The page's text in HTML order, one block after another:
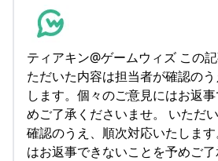
ティアキン@ゲームウィズ この
ただいた内容は担当者が確認の
します。個々のご意見にはお返
めご了承くださいませ。 いただ
確認のうえ、順次対応いたしま
はお返事できないことを予めご了